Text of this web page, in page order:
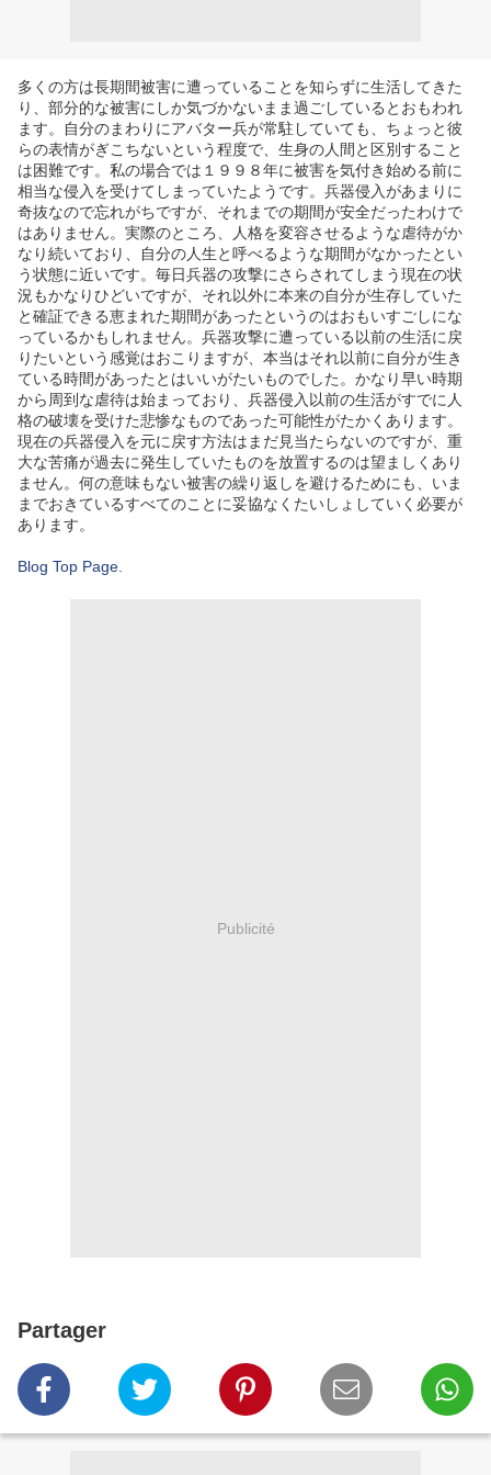
多くの方は長期間被害に遭っていることを知らずに生活してきた
り、部分的な被害にしか気づかないまま過ごしているとおもわれ
ます。自分のまわりにアバター兵が常駐していても、ちょっと彼
らの表情がぎこちないという程度で、生身の人間と区別すること
は困難です。私の場合では１９９８年に被害を気付き始める前に
相当な侵入を受けてしまっていたようです。兵器侵入があまりに
奇抜なので忘れがちですが、それまでの期間が安全だったわけで
はありません。実際のところ、人格を変容させるような虐待がか
なり続いており、自分の人生と呼べるような期間がなかったとい
う状態に近いです。毎日兵器の攻撃にさらされてしまう現在の状
況もかなりひどいですが、それ以外に本来の自分が生存していた
と確証できる恵まれた期間があったというのはおもいすごしにな
っているかもしれません。兵器攻撃に遭っている以前の生活に戻
りたいという感覚はおこりますが、本当はそれ以前に自分が生き
ている時間があったとはいいがたいものでした。かなり早い時期
から周到な虐待は始まっており、兵器侵入以前の生活がすでに人
格の破壊を受けた悲惨なものであった可能性がたかくあります。
現在の兵器侵入を元に戻す方法はまだ見当たらないのですが、重
大な苦痛が過去に発生していたものを放置するのは望ましくあり
ません。何の意味もない被害の繰り返しを避けるためにも、いま
までおきているすべてのことに妥協なくたいしょしていく必要が
あります。
Blog Top Page.
Publicité
Partager